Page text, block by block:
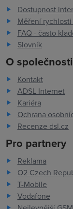
Dostupnost
Měření
FAQ - často
Slovník
O společnosti
Kontakt
ADSL Internet
Kariéra
Ochrana
Recenze dsl.cz
Pro partnery
Reklama
O2 Czech
T-Mobile
Vodafone